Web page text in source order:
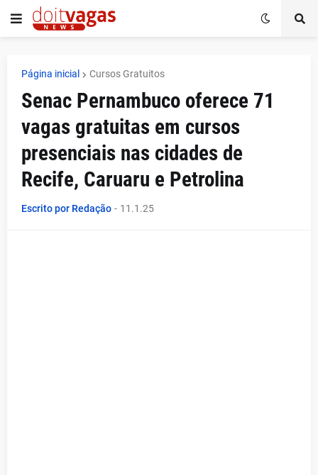
Página inicial Cursos Gratuitos
Senac Pernambuco oferece 71
vagas gratuitas em cursos
presenciais nas cidades de
Recife, Caruaru e Petrolina
Escrito por Redação - 11.1.25